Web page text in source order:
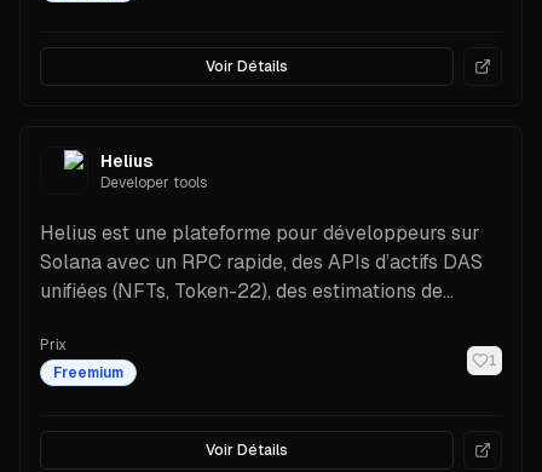
Voir Détails
Helius
Developer tools
Helius est une plateforme pour développeurs sur
Solana avec un RPC rapide, des APIs d’actifs DAS
unifiées (NFTs, Token-22), des estimations de
Découvrez les fonctionnalités, les tarifs et les
étapes d’installation pour des applications fiables
Prix
Freemium
1
Voir Détails